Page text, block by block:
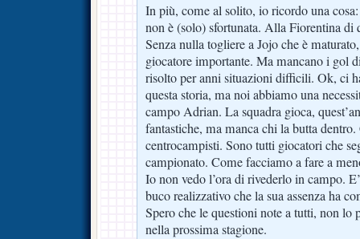
In più, come al solito, io ricordo una
non è (solo) sfortunata. Alla Fiorentina di
Senza nulla togliere a Jojo che è
giocatore importante. Ma mancano i gol
risolto per anni situazioni difficili. Ok, ci
questa storia, ma noi abbiamo una
campo Adrian. La squadra gioca,
fantastiche, ma manca chi la butta
centrocampisti. Sono tutti giocatori che
campionato. Come facciamo a fare a
Io non vedo l’ora di rivederlo in campo.
buco realizzativo che la sua assenza ha
Spero che le questioni note a tutti, non lo
nella prossima stagione.